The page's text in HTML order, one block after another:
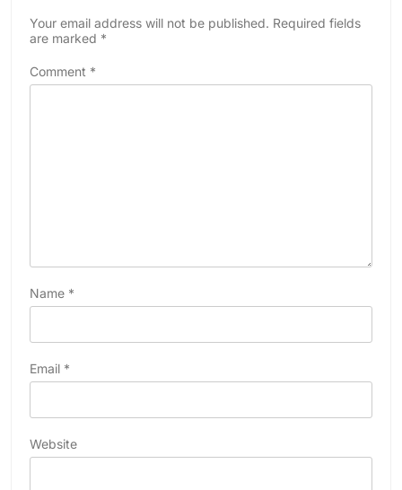
Your email address will not be published. Required fields
are marked *
Comment *
Name *
Email *
Website